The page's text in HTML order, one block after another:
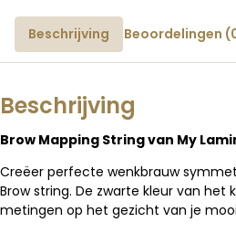
Beschrijving Beoordelingen
Beschrijving
Brow Mapping String van My
Creëer perfecte wenkbrauw
Brow string. De zwarte kleur van het
metingen op het gezicht van je